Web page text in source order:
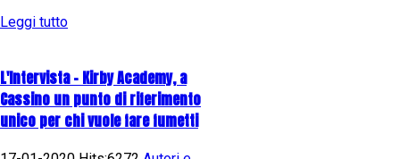
Leggi tutto
L'Intervista - Kirby Academy, a
Cassino un punto di riferimento
unico per chi vuole fare fumetti